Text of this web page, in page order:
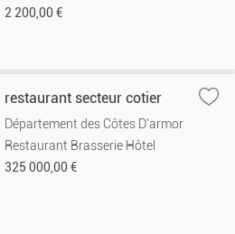
2 200,00 €
restaurant secteur cotier
Département des Côtes D'armor
Restaurant Brasserie Hôtel
325 000,00 €